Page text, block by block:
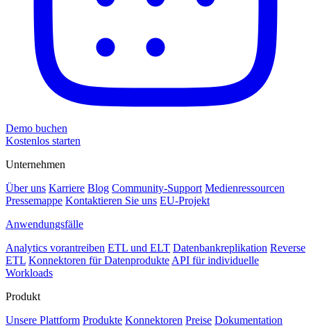
Demo buchen
Kostenlos starten
Unternehmen
Über uns Karriere Blog Community-Support Medienressourcen
Pressemappe Kontaktieren Sie uns EU-Projekt
Anwendungsfälle
Analytics vorantreiben ETL und ELT Datenbankreplikation Reverse
ETL Konnektoren für Datenprodukte API für individuelle
Workloads
Produkt
Unsere Plattform Produkte Konnektoren Preise Dokumentation